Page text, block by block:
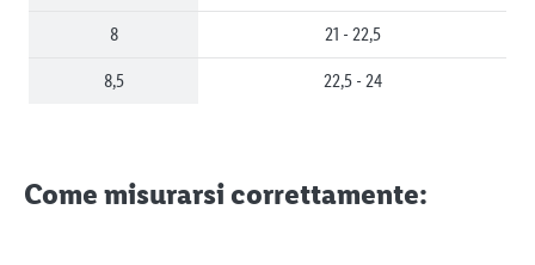
8 21 - 22,5
8,5 22,5 - 24
Come misurarsi correttamente: